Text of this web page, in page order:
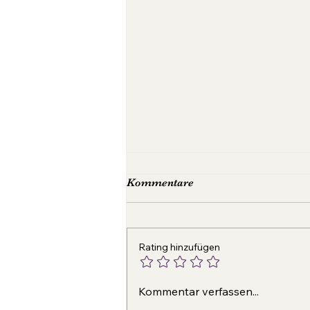
Kommentare
Rating hinzufügen
Kommentar verfassen...